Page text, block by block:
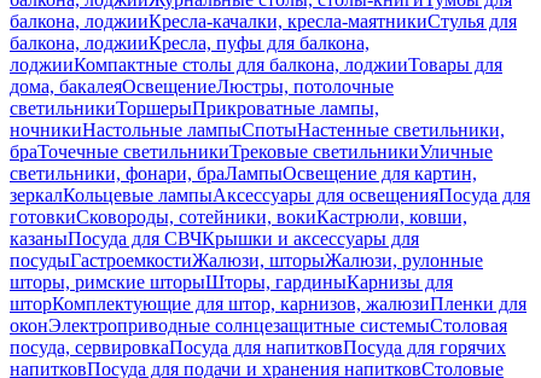
балкона, лоджииКресла-качалки, кресла-маятникиСтулья для
балкона, лоджииКресла, пуфы для балкона,
лоджииКомпактные столы для балкона, лоджииТовары для
дома, бакалеяОсвещениеЛюстры, потолочные
светильникиТоршерыПрикроватные лампы,
ночникиНастольные лампыСпотыНастенные светильники,
браТочечные светильникиТрековые светильникиУличные
светильники, фонари, браЛампыОсвещение для картин,
зеркалКольцевые лампыАксессуары для освещенияПосуда для
готовкиСковороды, сотейники, вокиКастрюли, ковши,
казаныПосуда для СВЧКрышки и аксессуары для
посудыГастроемкостиЖалюзи, шторыЖалюзи, рулонные
шторы, римские шторыШторы, гардиныКарнизы для
шторКомплектующие для штор, карнизов, жалюзиПленки для
оконЭлектроприводные солнцезащитные системыСтоловая
посуда, сервировкаПосуда для напитковПосуда для горячих
напитковПосуда для подачи и хранения напитковСтоловые